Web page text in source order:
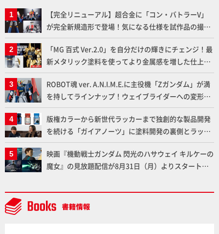
【完全リニューアル】超合金に「コン・バトラーV」
が完全新規造形で登場！気になる仕様を試作品の撮り
下ろしでご紹介!!さらに「大鉄人17」＆「ワンエイ
ト」セット情報もお届け！【超合金の魂】
「MG 百式 Ver.2.0」を自分だけの輝きにチェンジ！最
新メタリック塗料を使ってより金属感を増した仕上が
りに!!【試し読み】
ROBOT魂 ver. A.N.I.M.E.に主役機「Zガンダム」が満
を持してラインナップ！ウェイブライダーへの変形、
劇中どおりのプロポーションを再現【機動戦士Zガン
ダム】
版権カラーから新世代ラッカーまで独創的な製品開発
を続ける「ガイアノーツ」に塗料開発の裏側とラッカ
ー塗料の未来についてインタビュー！
映画『機動戦士ガンダム 閃光のハサウェイ キルケーの
魔女』の見放題配信が8月31日（月）よりスタート！